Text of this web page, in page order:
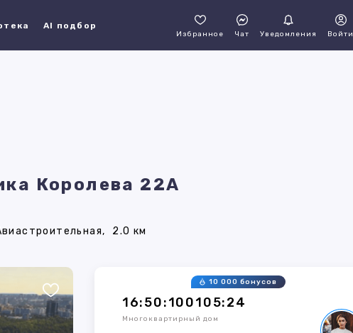
AI подбор
Избранное Чат Уведомления Войти
Королева 22А
2.0 км
16:50:100105:24
10 000 бонусов
Многоквартирный дом